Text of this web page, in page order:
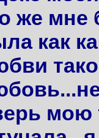
же мне
как
мою